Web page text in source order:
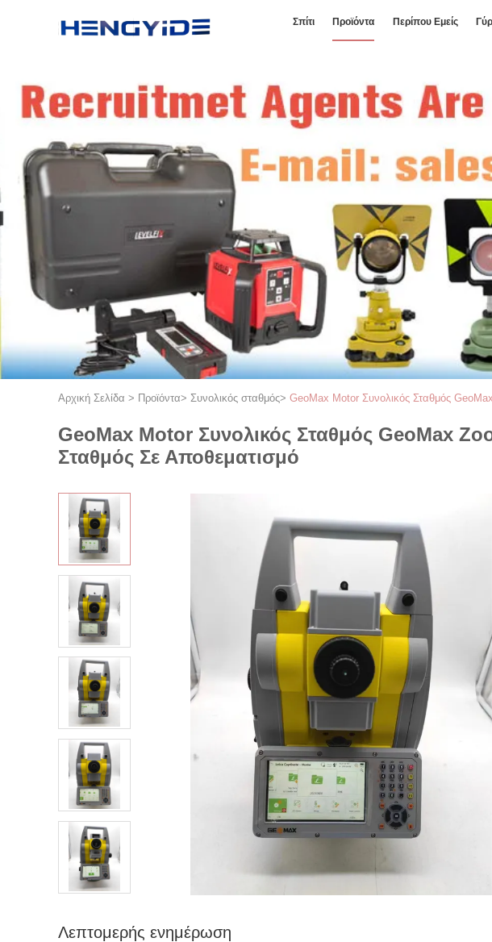
Σπίτι Προϊόντα Περίπου Εμείς
Αρχική Σελίδα > Προϊόντα> Συνολικός σταθμός> GeoMax Motor Συνολικός Σταθμός
GeoMax Motor Συνολικός Σταθμός GeoMax
Σταθμός Σε Αποθεματισμό
Λεπτομερής ενημέρωση